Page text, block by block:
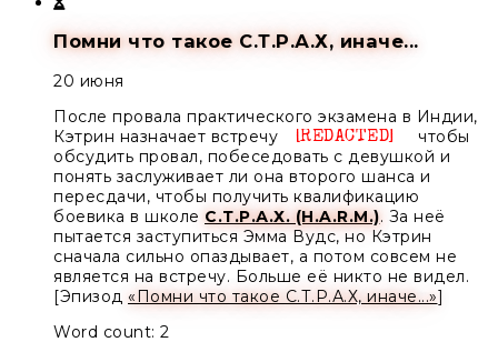
Помни что такое С.Т.Р.А.Х, иначе...
20 июня
После провала практического экзамена в Индии,
Кэтрин назначает встречу
Unknown
чтобы
обсудить провал, побеседовать с девушкой и
понять заслуживает ли она второго шанса и
пересдачи, чтобы получить квалификацию
боевика в школе С.Т.Р.А.Х. (H.A.R.M.). За неё
пытается заступиться Эмма Вудс, но Кэтрин
сначала сильно опаздывает, а потом совсем не
является на встречу. Больше её никто не видел.
[Эпизод «Помни что такое С.Т.Р.А.Х, иначе...»]
Word count: 2